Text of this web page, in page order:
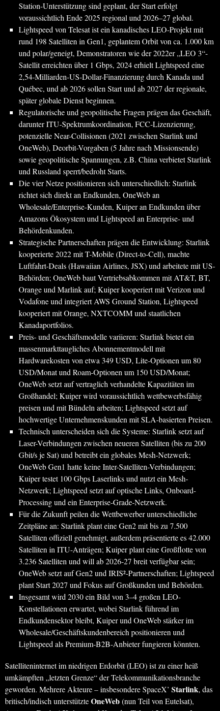
Station-Unterstützung sind geplant, der Start erfolgt
voraussichtlich Ende 2025 regional und 2026–27 global.
Lightspeed von Telesat ist ein kanadisches LEO-Projekt mit
rund 198 Satelliten in Gen1, geplantem Orbit von ca. 1.000 km
und polar/geneigt, Demonstratoren wie der 2022er „LEO 3“-
Satellit erreichten über 1 Gbps, 2024 erhielt Lightspeed eine
2,54-Milliarden-US-Dollar-Finanzierung durch Kanada und
Québec, und ab 2026 sollen Start und ab 2027 der regionale,
später globale Dienst beginnen.
Regulatorische und geopolitische Fragen prägen das Geschäft,
darunter ITU-Spektrumkoordination, FCC-Lizenzierung,
potenzielle Near-Collisionen (2021 zwischen Starlink und
OneWeb), Deorbit-Vorgaben (5 Jahre nach Missionsende)
sowie geopolitische Spannungen, z.B. China verbietet Starlink
und Russland sperrt/bedroht Starts.
Die vier Netze positionieren sich unterschiedlich: Starlink
richtet sich direkt an Endkunden, OneWeb an
Wholesale/Enterprise-Kunden, Kuiper an Endkunden über
Amazons Ökosystem und Lightspeed an Enterprise- und
Behördenkunden.
Strategische Partnerschaften prägen die Entwicklung: Starlink
kooperierte 2022 mit T-Mobile (Direct-to-Cell), machte
Luftfahrt-Deals (Hawaiian Airlines, JSX) und arbeitete mit US-
Behörden; OneWeb baut Vertriebsabkommen mit AT&T, BT,
Orange und Marlink auf; Kuiper kooperiert mit Verizon und
Vodafone und integriert AWS Ground Station, Lightspeed
kooperiert mit Orange, NXTCOMM und staatlichen
Kanadaportfolios.
Preis- und Geschäftsmodelle variieren: Starlink bietet ein
massenmarkttaugliches Abonnementmodell mit
Hardwarekosten von etwa 349 USD, Lite-Optionen um 80
USD/Monat und Roam-Optionen um 150 USD/Monat;
OneWeb setzt auf vertraglich verhandelte Kapazitäten im
Großhandel; Kuiper wird voraussichtlich wettbewerbsfähig
preisen und mit Bündeln arbeiten; Lightspeed setzt auf
hochwertige Unternehmenskunden mit SLA-basierten Preisen.
Technisch unterscheiden sich die Systeme: Starlink setzt auf
Laser-Verbindungen zwischen neueren Satelliten (bis zu 200
Gbit/s je Sat) und betreibt ein globales Mesh-Netzwerk;
OneWeb Gen1 hatte keine Inter-Satelliten-Verbindungen;
Kuiper testet 100 Gbps Laserlinks und nutzt ein Mesh-
Netzwerk; Lightspeed setzt auf optische Links, Onboard-
Processing und ein Enterprise-Grade-Netzwerk.
Für die Zukunft peilen die Wettbewerber unterschiedliche
Zeitpläne an: Starlink plant eine Gen2 mit bis zu 7.500
Satelliten offiziell genehmigt, außerdem präsentierte es 42.000
Satelliten in ITU-Anträgen; Kuiper plant eine Großflotte von
3.236 Satelliten und will ab 2026-27 breit verfügbar sein;
OneWeb setzt auf Gen2 und IRIS²-Partnerschaften; Lightspeed
plant Start 2027 und Fokus auf Großkunden und Behörden.
Insgesamt wird 2030 ein Bild von 3–4 großen LEO-
Konstellationen erwartet, wobei Starlink führend im
Endkundensektor bleibt, Kuiper und OneWeb stärker im
Wholesale/Geschäftskundenbereich positionieren und
Lightspeed als Premium-B2B-Anbieter fungieren könnten.
Satelliteninternet im niedrigen Erdorbit (LEO) ist zu einer heiß
umkämpften „letzten Grenze“ der Telekommunikationsbranche
geworden. Mehrere Akteure – insbesondere SpaceX’ Starlink, das
britisch/indisch unterstützteOneWeb(nun Teil von Eutelsat),